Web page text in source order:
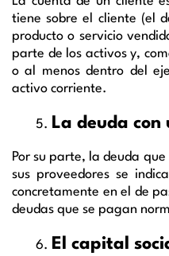
tiene sobre el cliente (el
producto o servicio
parte de los activos y,
o al menos dentro del
activo corriente.
La deuda
Por su parte, la deuda
sus proveedores se
concretamente en el de
deudas que se pagan
El capital